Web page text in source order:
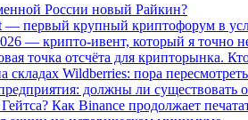
России новый Райкин?
— первый крупный криптофорум в
— крипто-ивент, который я точно
точка отсчёта для крипторынка.
складах Wildberries: пора
должны ли существовать
Как Binance продолжает